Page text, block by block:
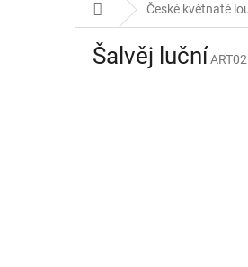
Domů České květnaté
Šalvěj luční